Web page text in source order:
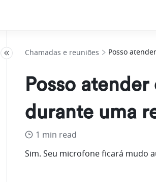
Chamadas e reuniões Posso
Posso
durante uma
1 min read
Sim. Seu microfone ficará mudo